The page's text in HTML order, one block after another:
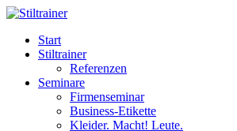
Start
Stiltrainer
Referenzen
Seminare
Firmenseminar
Business-Etikette
Kleider. Macht! Leute.